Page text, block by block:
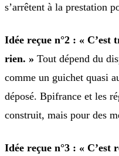
s’arrêtent à la prestation
Idée reçue n°2 : « C’est
rien. » Tout dépend du
comme un guichet quasi
déposé. Bpifrance et les
construit, mais pour des
Idée reçue n°3 : « C’est